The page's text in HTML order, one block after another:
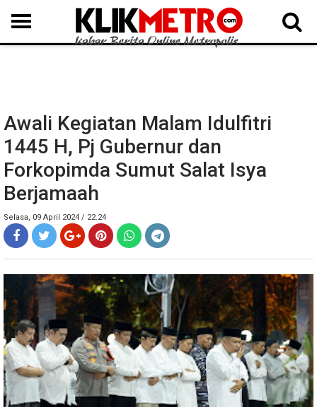
MEDAN LANGKAT DAIRI SAMOSIR TAPUT BATUBARA DELISERDANG
Awali Kegiatan Malam Idulfitri
1445 H, Pj Gubernur dan
Forkopimda Sumut Salat Isya
Berjamaah
Selasa, 09 April 2024 / 22.24